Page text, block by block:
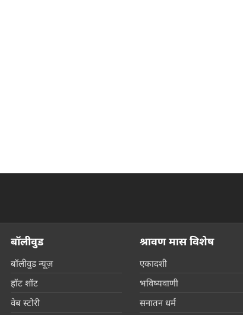
बॉलीवुड
बॉलीवुड न्यूज़
हॉट शॉट
वेब स्टोरी
श्रावण मास विशेष
एकादशी
भविष्यवाणी
सनातन धर्म